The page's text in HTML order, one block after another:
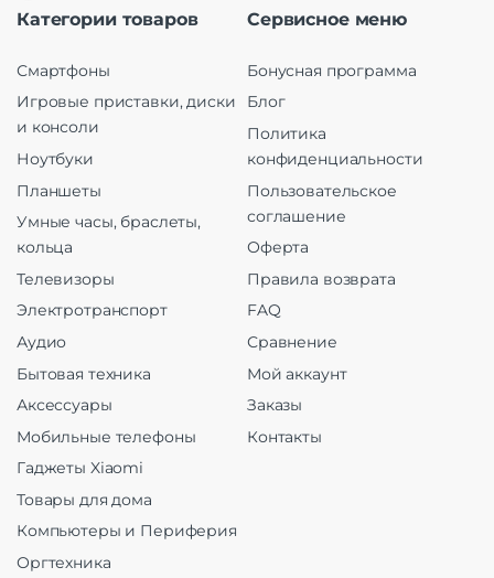
Категории товаров
Смартфоны
Игровые приставки, диски
и консоли
Ноутбуки
Планшеты
Умные часы, браслеты,
кольца
Телевизоры
Электротранспорт
Аудио
Бытовая техника
Аксессуары
Мобильные телефоны
Гаджеты Xiaomi
Товары для дома
Компьютеры и Периферия
Оргтехника
Сервисное меню
Бонусная программа
Блог
Политика
конфиденциальности
Пользовательское
соглашение
Оферта
Правила возврата
FAQ
Сравнение
Мой аккаунт
Заказы
Контакты